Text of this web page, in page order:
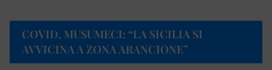
COVID, MUSUMECI: “LA SICILIA SI
AVVICINA A ZONA ARANCIONE”